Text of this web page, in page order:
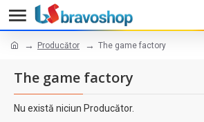
Producător The game factory
The game factory
Nu există niciun Producător.